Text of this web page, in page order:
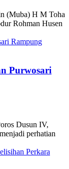
(Muba) H M Toha
Rohman Husen
Purwosari
Dusun IV,
perhatian